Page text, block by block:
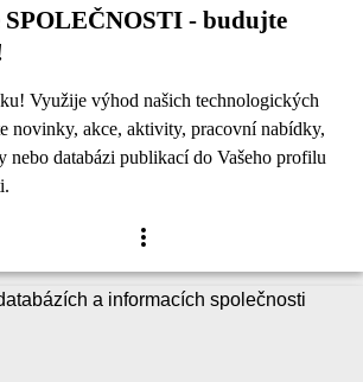
SPOLEČNOSTI - budujte
Využije výhod našich technologických
novinky, akce, aktivity, pracovní nabídky,
nebo databázi publikací do Vašeho profilu